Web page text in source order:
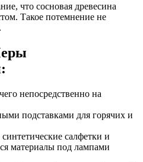
что сосновая древесина
Такое потемнение не
непосредственно на
подставками для горячих и
салфетки и
материалы под лампами